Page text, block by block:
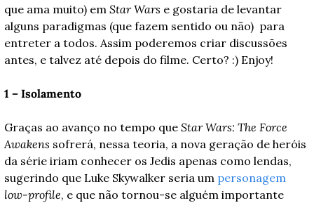
que ama muito) em Star Wars e gostaria de levantar
alguns paradigmas (que fazem sentido ou não)  para
entreter a todos. Assim poderemos criar discussões
antes, e talvez até depois do filme. Certo? :) Enjoy!
1 – Isolamento
Graças ao avanço no tempo que Star Wars: The Force
Awakens sofrerá, nessa teoria, a nova geração de heróis
da série iriam conhecer os Jedis apenas como lendas,
sugerindo que Luke Skywalker seria um personagem
low-profile, e que não tornou-se alguém importante